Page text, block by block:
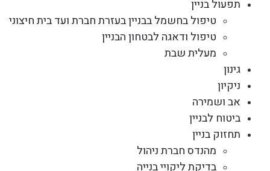
תפעול בניין
טיפול בחשמל בבניין בעזרת חברת ועד בית חיצוני
טיפול ודאגה לבטחון הבניין
מעלית שבת
גינון
ניקיון
אב ושמירה
ביטוח לבניין
תחזוק בניין
מהנדס חברת ניהול
בדיקת ליקויי בנייה